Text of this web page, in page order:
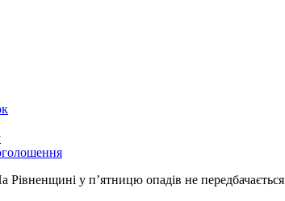
Рівненщині у п’ятницю опадів не передбачається